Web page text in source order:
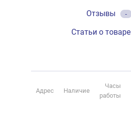
Отзывы
-
Статьи о товаре
Адрес Наличие
Часы
работы